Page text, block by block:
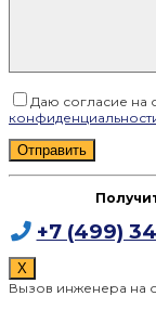
Даю согласие на
+7 (499)
X
Вызов инженера на